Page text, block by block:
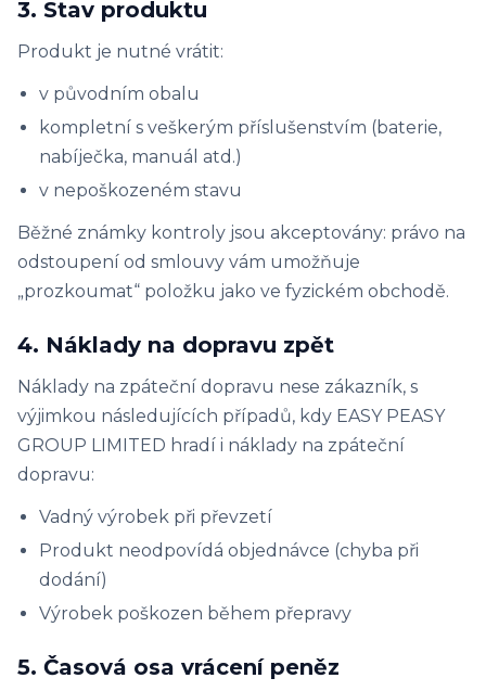
3. Stav produktu
Produkt je nutné vrátit:
v původním obalu
kompletní s veškerým příslušenstvím (baterie,
nabíječka, manuál atd.)
v nepoškozeném stavu
Běžné známky kontroly jsou akceptovány: právo na
odstoupení od smlouvy vám umožňuje
„prozkoumat“ položku jako ve fyzickém obchodě.
4. Náklady na dopravu zpět
Náklady na zpáteční dopravu nese zákazník, s
výjimkou následujících případů, kdy EASY PEASY
GROUP LIMITED hradí i náklady na zpáteční
dopravu:
Vadný výrobek při převzetí
Produkt neodpovídá objednávce (chyba při
dodání)
Výrobek poškozen během přepravy
5. Časová osa vrácení peněz